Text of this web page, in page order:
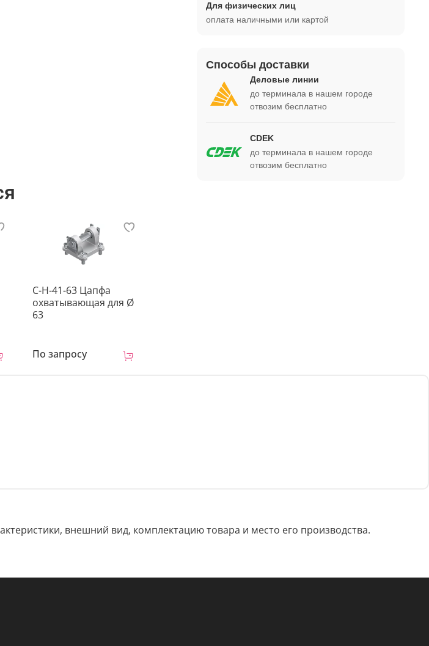
Для физических лиц
оплата наличными или картой
Способы доставки
Деловые линии
до терминала в нашем городе
отвозим бесплатно
CDEK
до терминала в нашем городе
отвозим бесплатно
C-H-41-63 Цапфа
охватывающая для Ø
63
По запросу
внешний вид, комплектацию товара и место его производства.